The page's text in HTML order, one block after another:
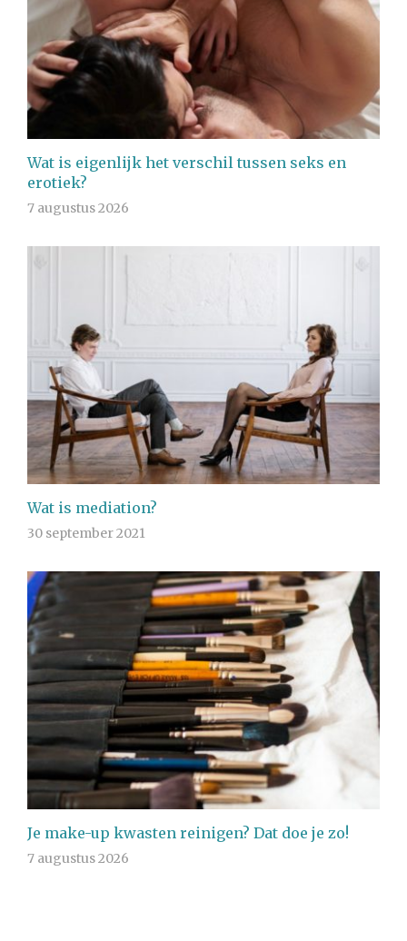
Wat is eigenlijk het verschil tussen seks en
erotiek?
7 augustus 2026
Wat is mediation?
30 september 2021
Je make-up kwasten reinigen? Dat doe je zo!
7 augustus 2026